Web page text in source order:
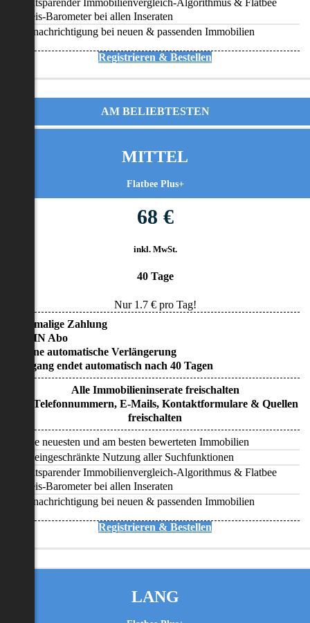
Zeitsparender Immobilienvergleich-Algorithmus & Flatbee
Preis-Barometer bei allen Inseraten
Benachrichtigung bei neuen & passenden Immobilien
Registrieren & Bestellen
AM BELIEBTESTEN
MITTEL
Flatbee Plus+
68 €
inkl. MwSt.
40 Tage
Nur 1.7€ pro Tag!
• Einmalige Zahlung
• KEIN Abo
• Keine automatische Verlängerung
• Zugang endet automatisch nach 40 Tagen
Alle Immobilieninserate freischalten
Alle Telefonnummern, E-Mails, Kontaktformulare & Quellen
freischalten
Alle neuesten und am besten bewerteten Immobilien
Uneingeschränkte Nutzung aller Suchfunktionen
Zeitsparender Immobilienvergleich-Algorithmus & Flatbee
Preis-Barometer bei allen Inseraten
Benachrichtigung bei neuen & passenden Immobilien
Registrieren & Bestellen
LANG